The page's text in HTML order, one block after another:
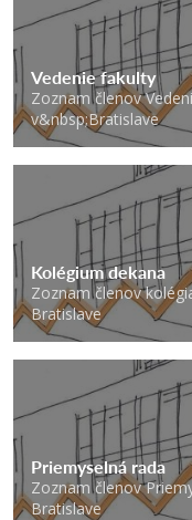
Vedenie fakulty
Zoznam členov
v&nbsp;Bratislave
Kolégium dekana
Zoznam členov
Bratislave
Priemyselná rada
Zoznam členov
Bratislave